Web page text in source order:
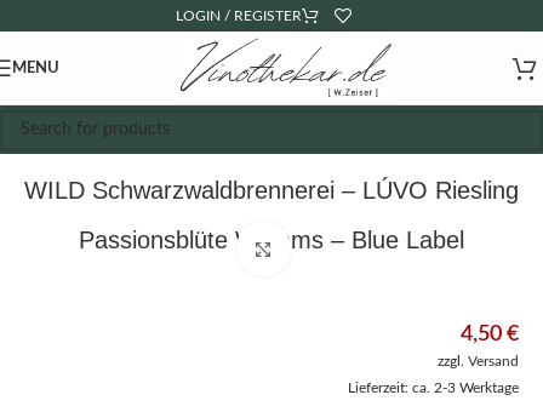
LOGIN / REGISTER
MENU
WILD Schwarzwaldbrennerei – LÚVO Riesling
Passionsblüte Williams – Blue Label
Click to enlarge
4,50 €
zzgl. Versand
Lieferzeit: ca. 2-3 Werktage